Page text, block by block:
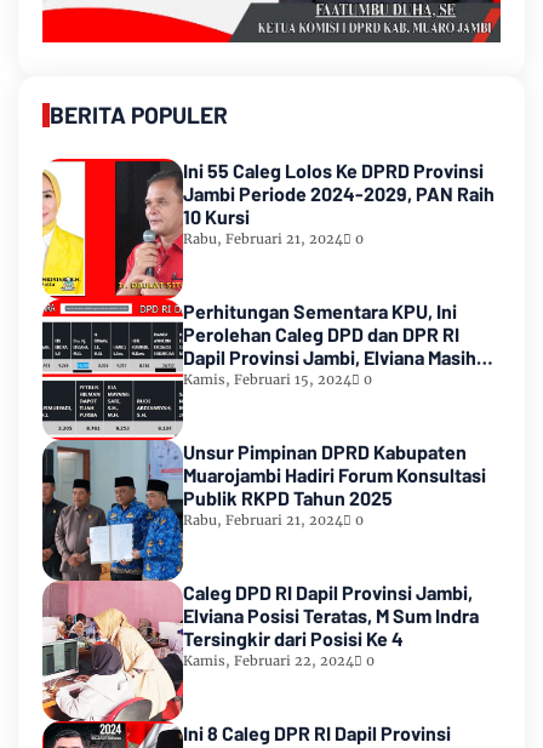
BERITA POPULER
Ini 55 Caleg Lolos Ke DPRD Provinsi
Jambi Periode 2024-2029, PAN Raih
10 Kursi
Rabu, Februari 21, 2024 0
Perhitungan Sementara KPU, Ini
Perolehan Caleg DPD dan DPR RI
Dapil Provinsi Jambi, Elviana Masih
Urutan Kedua Teratas
Kamis, Februari 15, 2024 0
Unsur Pimpinan DPRD Kabupaten
Muarojambi Hadiri Forum Konsultasi
Publik RKPD Tahun 2025
Rabu, Februari 21, 2024 0
Caleg DPD RI Dapil Provinsi Jambi,
Elviana Posisi Teratas, M Sum Indra
Tersingkir dari Posisi Ke 4
Kamis, Februari 22, 2024 0
Ini 8 Caleg DPR RI Dapil Provinsi